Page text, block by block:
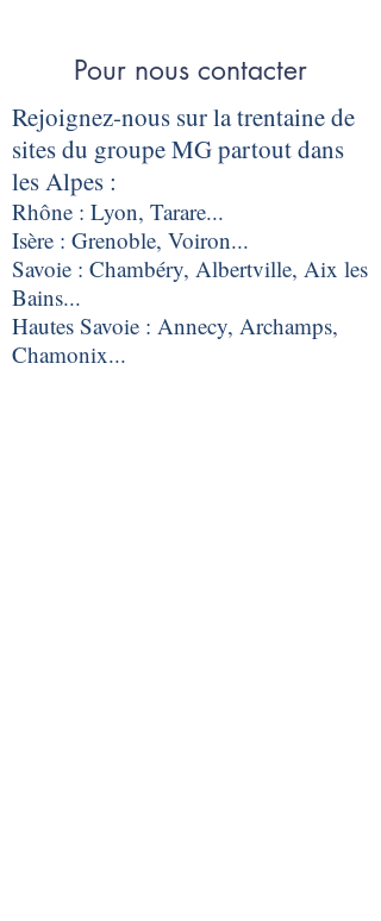
Pour nous contacter
Rejoignez-nous sur la trentaine de
sites du groupe MG partout dans
les Alpes :
Rhône : Lyon, Tarare...
Isère : Grenoble, Voiron...
Savoie : Chambéry, Albertville, Aix les
Bains...
Hautes Savoie : Annecy, Archamps,
Chamonix...